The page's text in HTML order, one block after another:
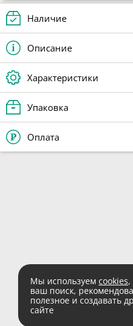
Наличие
Описание
Характеристики
Упаковка
Оплата
Мы используем cookies,
ваш поиск,
полезное и создавать
сайте